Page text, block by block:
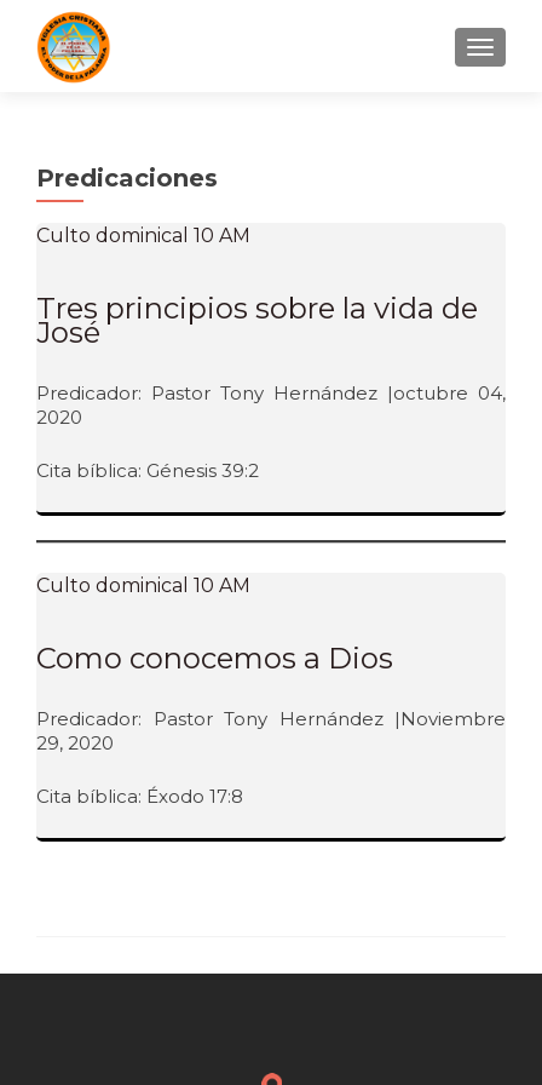
Predicaciones
Culto dominical 10 AM
Tres principios sobre la vida de
José
Predicador: Pastor Tony Hernández |octubre 04,
2020
Cita bíblica: Génesis 39:2
Culto dominical 10 AM
Como conocemos a Dios
Predicador: Pastor Tony Hernández |Noviembre
29, 2020
Cita bíblica: Éxodo 17:8